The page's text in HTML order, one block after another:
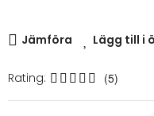
Jämföra Lägg till i
Rating: (5)